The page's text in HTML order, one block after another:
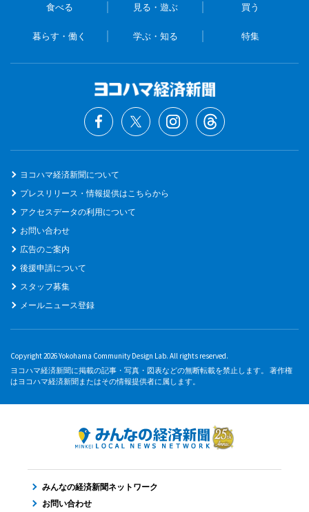
食べる 見る・遊ぶ 買う
暮らす・働く 学ぶ・知る 特集
ヨコハマ経済新聞について
プレスリリース・情報提供はこちらから
アクセスデータの利用について
お問い合わせ
広告のご案内
後援申請について
スタッフ募集
メールニュース登録
Copyright 2026 Yokohama Community Design Lab. All rights reserved.
ヨコハマ経済新聞に掲載の記事・写真・図表などの無断転載を禁止します。 著作権
はヨコハマ経済新聞またはその情報提供者に属します。
みんなの経済新聞ネットワーク
お問い合わせ